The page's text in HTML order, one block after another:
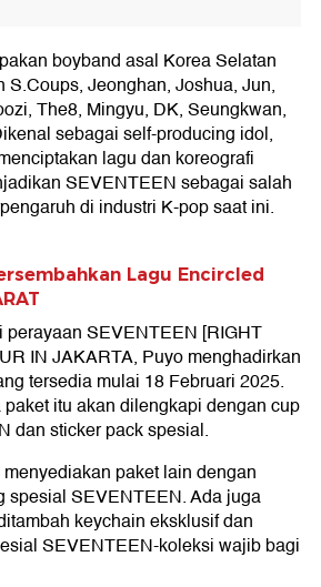
boyband asal Korea Selatan
S.Coups, Jeonghan, Joshua, Jun,
The8, Mingyu, DK, Seungkwan,
sebagai self-producing idol,
lagu dan koreografi
SEVENTEEN sebagai salah
di industri K-pop saat ini.
Lagu Encircled
SEVENTEEN [RIGHT
IN JAKARTA, Puyo menghadirkan
tersedia mulai 18 Februari 2025.
itu akan dilengkapi dengan cup
dan sticker pack spesial.
paket lain dengan
spesial SEVENTEEN. Ada juga
keychain eksklusif dan
SEVENTEEN-koleksi wajib bagi